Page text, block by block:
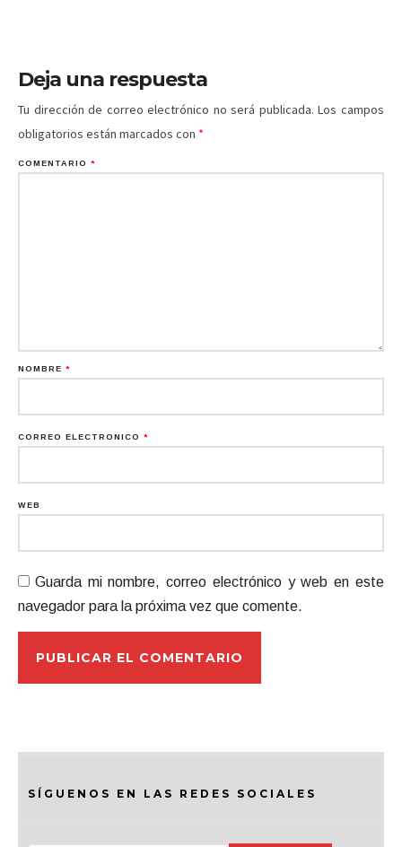
Deja una respuesta
Tu dirección de correo electrónico no será publicada. Los campos
obligatorios están marcados con *
COMENTARIO *
NOMBRE *
CORREO ELECTRÓNICO *
WEB
Guarda mi nombre, correo electrónico y web en este
navegador para la próxima vez que comente.
SÍGUENOS EN LAS REDES SOCIALES